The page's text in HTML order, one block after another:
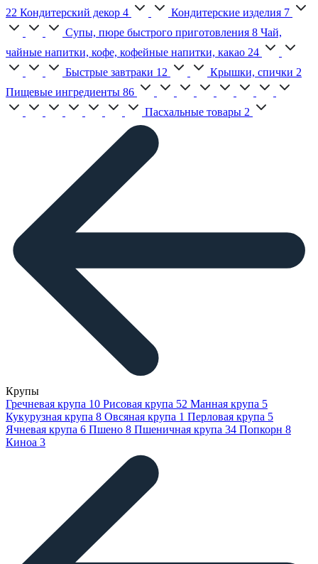
22 Кондитерский декор 4 Кондитерские изделия 7
Супы, пюре быстрого приготовления 8 Чай,
чайные напитки, кофе, кофейные напитки, какао 24
Быстрые завтраки 12 Крышки, спички 2
Пищевые ингредиенты 86
Пасхальные товары 2
Крупы
Гречневая крупа 10 Рисовая крупа 52 Манная крупа 5
Кукурузная крупа 8 Овсяная крупа 1 Перловая крупа 5
Ячневая крупа 6 Пшено 8 Пшеничная крупа 34 Попкорн 8
Киноа 3